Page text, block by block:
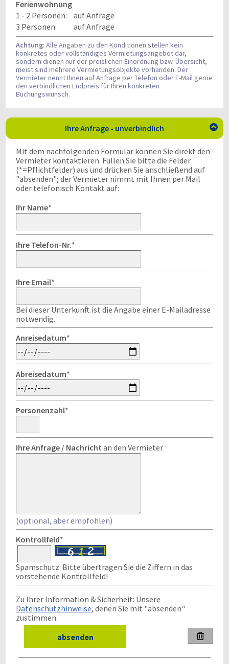
Ferienwohnung
1 - 2 Personen:
auf Anfrage
3 Personen:
auf Anfrage
Achtung: Alle Angaben zu den Konditionen stellen kein
konkretes oder vollständiges Vermietungsangebot dar,
sondern dienen nur der preislichen Einordnung bzw. Übersicht,
meist sind mehrere Vermietungsobjekte vorhanden. Der
Vermieter nennt Ihnen auf Anfrage per Telefon oder E-Mail gerne
den verbindlichen Endpreis für Ihren konkreten
Buchungswunsch.
Ihre Anfrage - unverbindlich 
Mit dem nachfolgenden Formular können Sie direkt den
Vermieter kontaktieren. Füllen Sie bitte die Felder
(*=Pflichtfelder) aus und drücken Sie anschließend auf
"absenden"; der Vermieter nimmt mit Ihnen per Mail
oder telefonisch Kontakt auf:
Ihr Name*
Ihre Telefon-Nr.*
Ihre Email*
Bei dieser Unterkunft ist die Angabe einer E-Mailadresse
notwendig.
Anreisedatum*
Abreisedatum*
Personenzahl*
Ihre Anfrage / Nachricht an den Vermieter
(optional, aber empfohlen)
Kontrollfeld*
Spamschutz: Bitte übertragen Sie die Ziffern in das
vorstehende Kontrollfeld!
Zu Ihrer Information & Sicherheit: Unsere
Datenschutzhinweise, denen Sie mit "absenden"
zustimmen.
